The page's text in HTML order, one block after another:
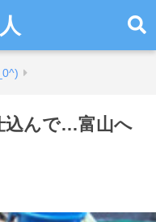
込んで…富山へ